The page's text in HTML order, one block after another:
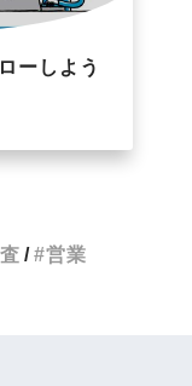
ーしよう
営業